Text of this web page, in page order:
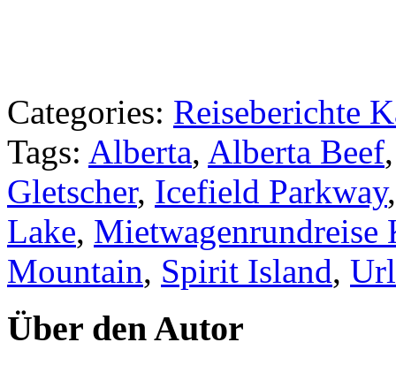
Categories: Reiseberichte
Tags: Alberta, Alberta Beef
Gletscher, Icefield Parkway
Lake, Mietwagenrundreise
Mountain, Spirit Island,
Über den Autor